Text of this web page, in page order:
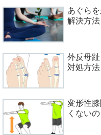
あぐら
解決方法
外反母
対処方
変形性
くないの